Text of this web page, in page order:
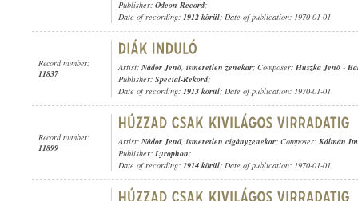
Publisher: Odeon Record;
Date of recording: 1912 körül; Date of publication: 1970-01-01
Record number:
11837
Artist: Nádor Jenő, ismeretlen zenekar; Composer: Huszka Jenő-
Publisher: Special-Rekord;
Date of recording: 1913 körül; Date of publication: 1970-01-01
Record number:
11899
Artist: Nádor Jenő, ismeretlen cigányzenekar; Composer: Kálmán
Publisher: Lyrophon;
Date of recording: 1914 körül; Date of publication: 1970-01-01